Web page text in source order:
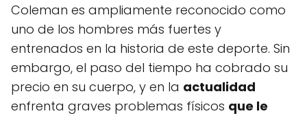
Coleman es ampliamente reconocido como
uno de los hombres más fuertes y
entrenados en la historia de este deporte. Sin
embargo, el paso del tiempo ha cobrado su
precio en su cuerpo, y en la actualidad
enfrenta graves problemas físicos que le